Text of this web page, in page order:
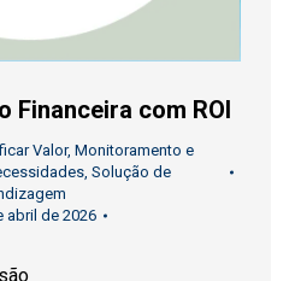
Financeira com ROI
Valor, Monitoramento e
Solução de
abril de 2026